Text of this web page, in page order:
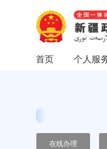
首页 个人服
在线办理